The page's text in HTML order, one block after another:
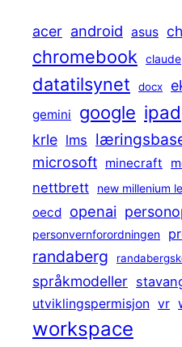
acer android asus
chromebook claude
datatilsynet docx
gemini google ipad
krle lms
microsoft minecraft
nettbrett new millenium
oecd openai
personvernforordningen
randaberg
språkmodeller
utviklingspermisjon vr
workspace